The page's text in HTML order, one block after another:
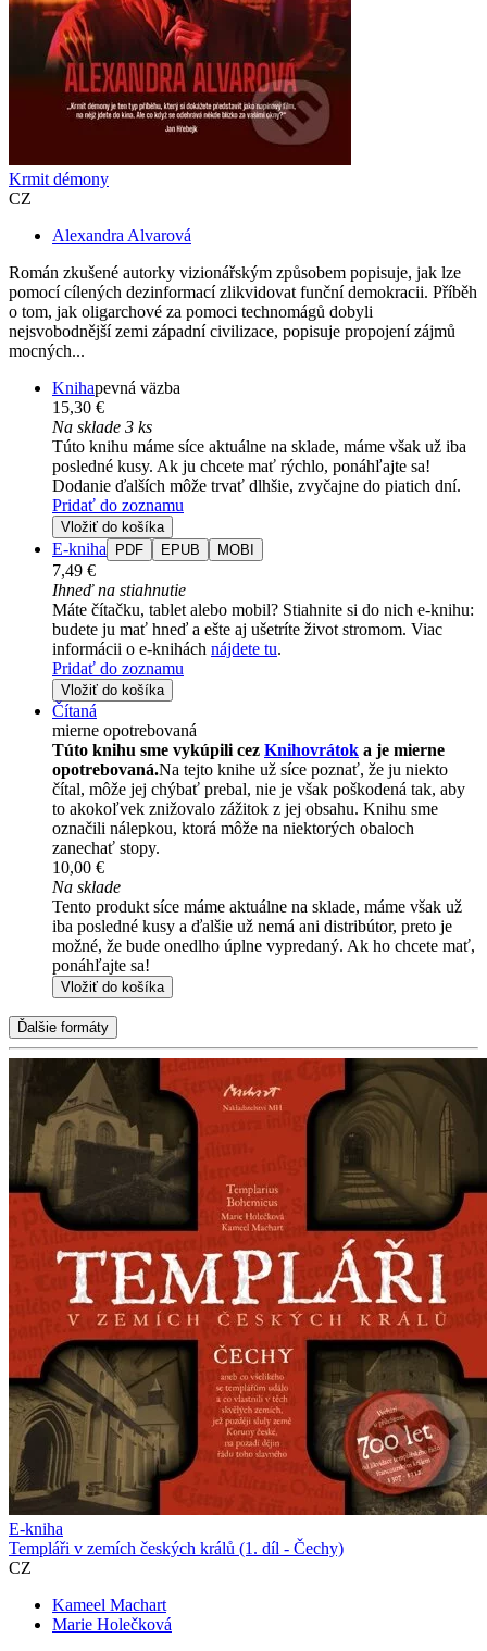
Krmit démony
CZ
Alexandra Alvarová
Román zkušené autorky vizionářským způsobem popisuje, jak lze
pomocí cílených dezinformací zlikvidovat funční demokracii. Příběh
o tom, jak oligarchové za pomoci technomágů dobyli
nejsvobodnější zemi západní civilizace, popisuje propojení zájmů
mocných...
Knihapevná väzba
15,30 €
Na sklade 3 ks
Túto knihu máme síce aktuálne na sklade, máme však už iba
posledné kusy. Ak ju chcete mať rýchlo, ponáhľajte sa!
Dodanie ďalších môže trvať dlhšie, zvyčajne do piatich dní.
Pridať do zoznamu
Vložiť do košíka
E-kniha PDF EPUB MOBI
7,49 €
Ihneď na stiahnutie
Máte čítačku, tablet alebo mobil? Stiahnite si do nich e-knihu:
budete ju mať hneď a ešte aj ušetríte život stromom. Viac
informácii o e-knihách nájdete tu.
Pridať do zoznamu
Vložiť do košíka
Čítaná
mierne opotrebovaná
Túto knihu sme vykúpili cez Knihovrátok a je mierne
opotrebovaná.Na tejto knihe už síce poznať, že ju niekto
čítal, môže jej chýbať prebal, nie je však poškodená tak, aby
to akokoľvek znižovalo zážitok z jej obsahu. Knihu sme
označili nálepkou, ktorá môže na niektorých obaloch
zanechať stopy.
10,00 €
Na sklade
Tento produkt síce máme aktuálne na sklade, máme však už
iba posledné kusy a ďalšie už nemá ani distribútor, preto je
možné, že bude onedlho úplne vypredaný. Ak ho chcete mať,
ponáhľajte sa!
Vložiť do košíka
Ďalšie formáty
E-kniha
Templáři v zemích českých králů (1. díl - Čechy)
CZ
Kameel Machart
Marie Holečková